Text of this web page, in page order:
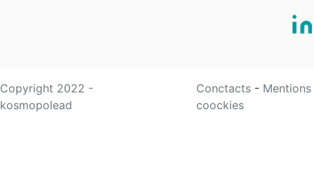
Copyright 2022 -
kosmopolead
Conctacts -
coockies